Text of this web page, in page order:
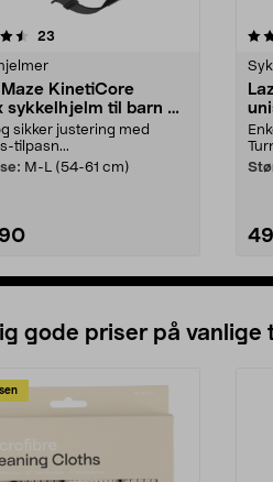
23
Maze KinetiCore
sykkelhjelm til barn og
sikker justering med
tilpasn...
M-L (54-61 cm)
4.5 av 5 stjerner
gode priser på vanlige